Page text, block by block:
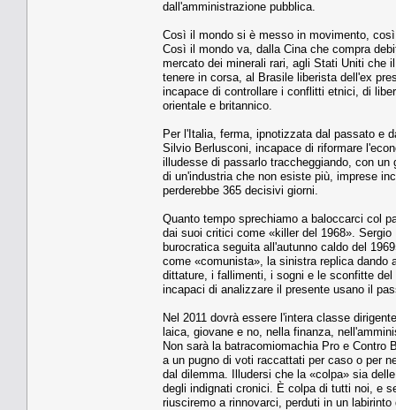
dall'amministrazione pubblica.
Così il mondo si è messo in movimento,
Così il mondo va, dalla Cina che compra
mercato dei minerali rari, agli Stati Uniti che
tenere in corsa, al Brasile liberista dell'ex
incapace di controllare i conflitti etnici, di
orientale e britannico.
Per l'Italia, ferma, ipnotizzata dal passato e
Silvio Berlusconi, incapace di riformare
illudesse di passarlo traccheggiando, con
di un'industria che non esiste più, imprese
perderebbe 365 decisivi giorni.
Quanto tempo sprechiamo a baloccarci col
dai suoi critici come «killer del 1968».
burocratica seguita all'autunno caldo del
come «comunista», la sinistra replica dando
dittature, i fallimenti, i sogni e le sconfitte
incapaci di analizzare il presente usano il
Nel 2011 dovrà essere l'intera classe
laica, giovane e no, nella finanza,
Non sarà la batracomiomachia Pro e Contro
a un pugno di voti raccattati per caso o per
dal dilemma. Illudersi che la «colpa» sia
degli indignati cronici. È colpa di tutti noi, e
riusciremo a rinnovarci, perduti in un